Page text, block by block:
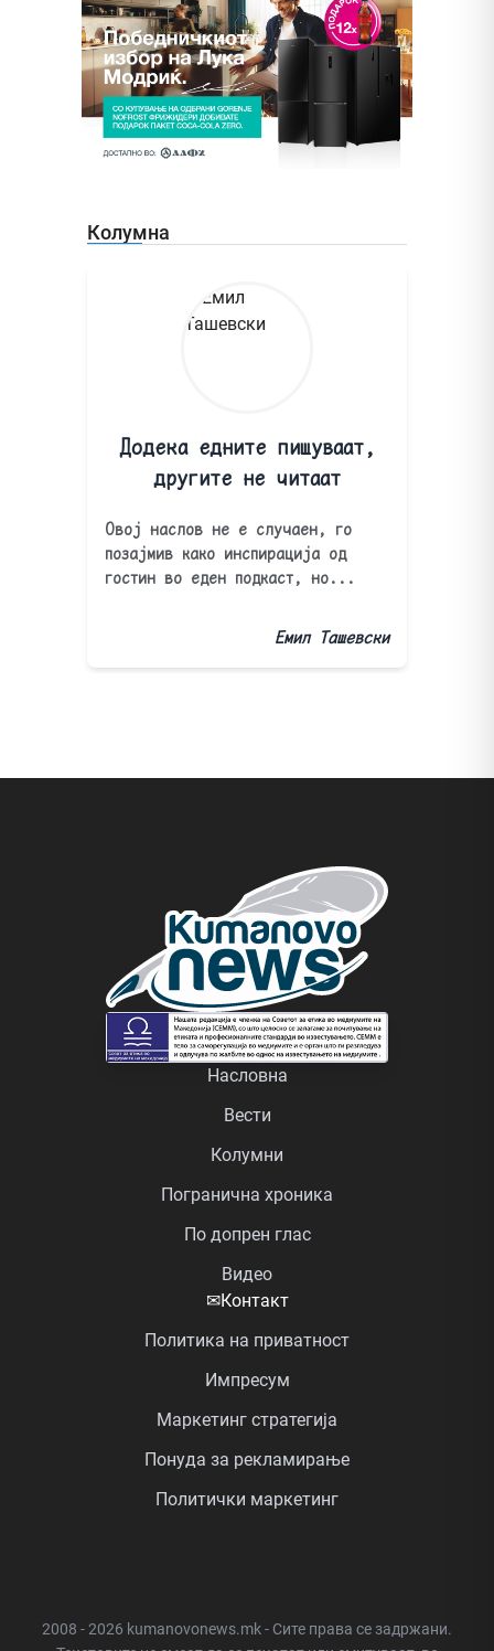
Колумна
Додека едните пишуваат,
другите не читаат
Овој наслов не е случаен, го
позајмив како инспирација од
гостин во еден подкаст, но...
Емил Ташевски
Насловна
Вести
Колумни
Погранична хроника
По допрен глас
Видео
✉Контакт
Политика на приватност
Импресум
Маркетинг стратегија
Понуда за рекламирање
Политички маркетинг
2008 - 2026 kumanovonews.mk - Сите права се задржани.